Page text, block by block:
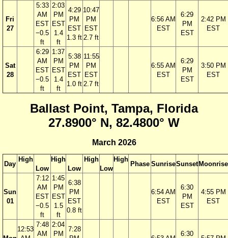
Fri
27
5:33
AM
EST
−0.5
ft
2:03
PM
EST
1.4
ft
4:29
PM
EST
1.3 ft
10:47
PM
EST
2.7 ft
6:56 AM
EST
6:29
PM
EST
2:42 PM
EST
Sat
28
6:29
AM
EST
−0.5
ft
1:37
PM
EST
1.4
ft
5:38
PM
EST
1.0 ft
11:55
PM
EST
2.7 ft
6:55 AM
EST
6:29
PM
EST
3:50 PM
EST
Ballast Point, Tampa, Florida
27.8900° N, 82.4800° W
March 2026
Day
High
Low
High
Low
High
Low
High
Phase SunriseSunset Moonrise
Sun
01
7:12
AM
EST
−0.5
ft
1:45
PM
EST
1.5
ft
6:38
PM
EST
0.8 ft
6:54 AM
EST
6:30
PM
EST
4:55 PM
EST
12:53
7:48
AM
2:04
PM
7:28
6:30